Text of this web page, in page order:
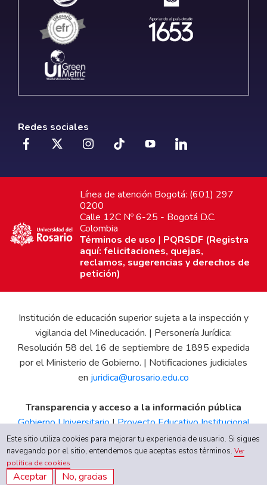
Redes sociales
Línea de atención Bogotá: (601) 297
0200
Calle 12C Nº 6-25 - Bogotá D.C.
Colombia
Términos de uso | PQRSDF (Registra
aquí: felicitaciones, quejas,
reclamos, sugerencias y derechos de
petición)
Institución de educación superior sujeta a la inspección y
vigilancia del Mineducación. | Personería Jurídica:
Resolución 58 del 16 de septiembre de 1895 expedida
por el Ministerio de Gobierno. | Notificaciones judiciales
en juridica@urosario.edu.co
Transparencia y acceso a la información pública
Gobierno Universitario|Proyecto Educativo Institucional
|Informe de Gestión|Boletín Estadístico|Régimen
Tributario|Estados Financieros|Código de Ética|Canal
de Integridad UR
Este sitio utiliza cookies para mejorar tu experiencia de usuario. Si sigues
navegando por el sitio, entendemos que aceptas estos términos.Ver
política de cookies
Aceptar No, gracias